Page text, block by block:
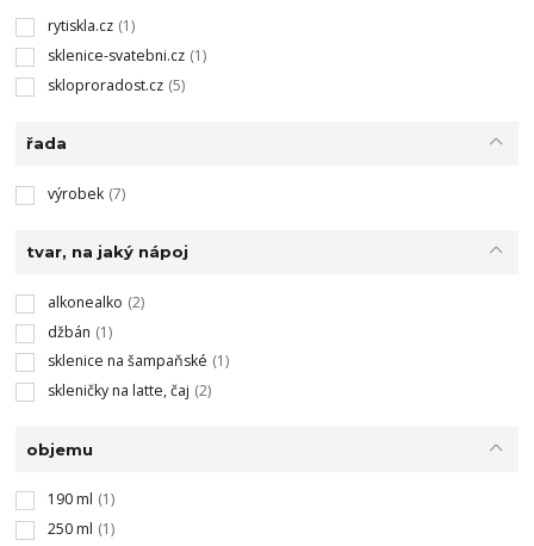
rytiskla.cz (1)
sklenice-svatebni.cz (1)
skloproradost.cz (5)
řada
výrobek (7)
tvar, na jaký nápoj
alkonealko (2)
džbán (1)
sklenice na šampaňské (1)
skleničky na latte, čaj (2)
objemu
190 ml (1)
250 ml (1)